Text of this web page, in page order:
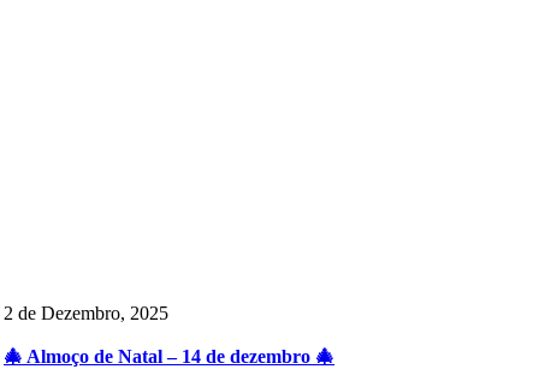
2 de Dezembro, 2025
🎄 Almoço de Natal – 14 de dezembro 🎄